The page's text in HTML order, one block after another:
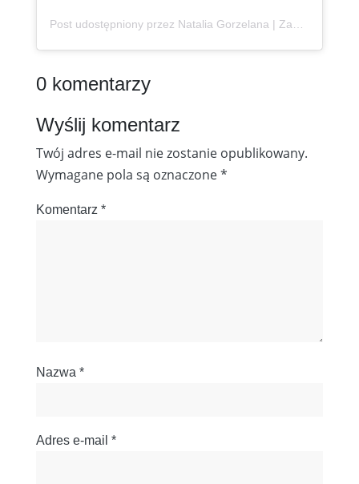
Post udostępniony przez Natalia Gorzelana | Zanzibar | Content Creator (@podroznaetacie)
0 komentarzy
Wyślij komentarz
Twój adres e-mail nie zostanie opublikowany.
Wymagane pola są oznaczone*
Komentarz *
Nazwa *
Adres e-mail *